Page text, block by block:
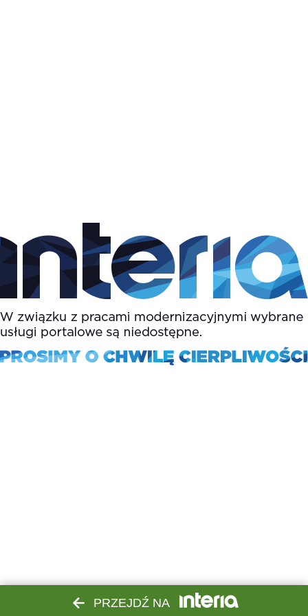
PRZEJDŹ NA